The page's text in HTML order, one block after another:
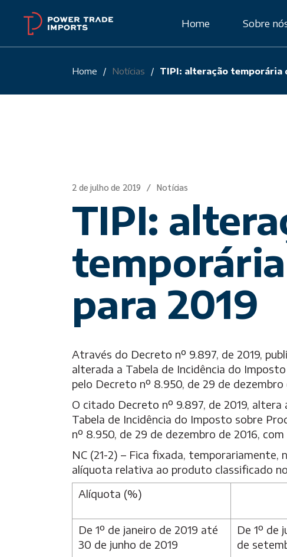
content
Home Sobre
Home Notícias TIPI: alteração temporária
2 de julho de 2019 Notícias
TIPI:
para 2019
Através do Decreto nº 9.897, de 2019,
alterada a Tabela de Incidência do
pelo Decreto nº 8.950, de 29 de dezembro
O citado Decreto nº 9.897, de 2019, altera
Tabela de Incidência do Imposto sobre
nº 8.950, de 29 de dezembro de 2016,
NC (21-2) – Fica fixada, temporariamente,
alíquota relativa ao produto classificado
Alíquota (%)
De 1º de janeiro de 2019 até
30 de junho de 2019
De 1º de
de